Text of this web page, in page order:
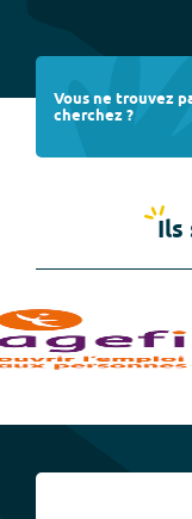
Vous ne trouvez
cherchez ?
Ils